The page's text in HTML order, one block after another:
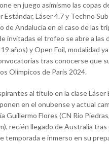
en juego asimismo las copas
Estándar, Láser 4.7 y Techno
de Andalucía en el caso de las
invitadas el trofeo se abre a las
años) y Open Foil, modalidad
tras conocerse que
Olímpicos de Paris 2024.
al título en la clase Láser
en el onubense y actual
Guillermo Flores (CN Rio
recién llegado de Australia
temporada e inmerso en su